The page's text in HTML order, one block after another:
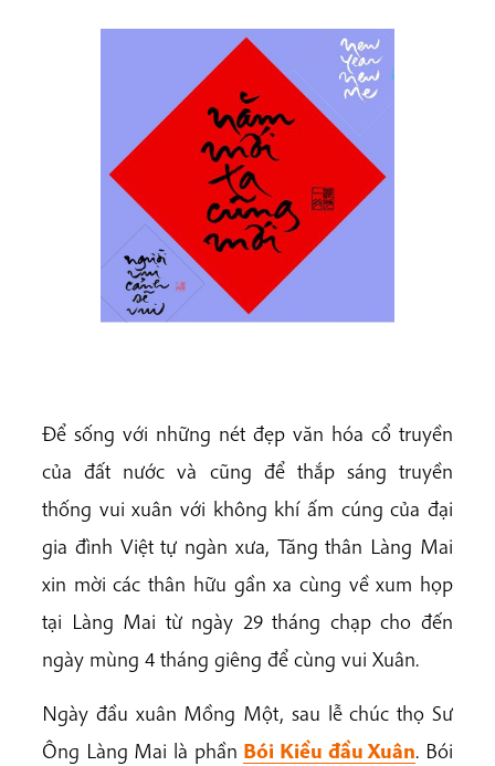
Để sống với những nét đẹp văn hóa cổ truyền
của đất nước và cũng để thắp sáng truyền
thống vui xuân với không khí ấm cúng của đại
gia đình Việt tự ngàn xưa, Tăng thân Làng Mai
xin mời các thân hữu gần xa cùng về xum họp
tại Làng Mai từ ngày 29 tháng chạp cho đến
ngày mùng 4 tháng giêng để cùng vui Xuân.
Ngày đầu xuân Mồng Một, sau lễ chúc thọ Sư
Ông Làng Mai là phần Bói Kiều đầu Xuân. Bói